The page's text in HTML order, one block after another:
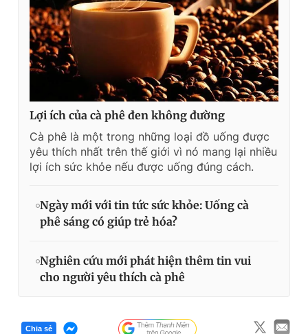
Lợi ích của cà phê đen không đường
Cà phê là một trong những loại đồ uống được
yêu thích nhất trên thế giới vì nó mang lại nhiều
lợi ích sức khỏe nếu được uống đúng cách.
Ngày mới với tin tức sức khỏe: Uống cà
phê sáng có giúp trẻ hóa?
Nghiên cứu mới phát hiện thêm tin vui
cho người yêu thích cà phê
Chia sẻ